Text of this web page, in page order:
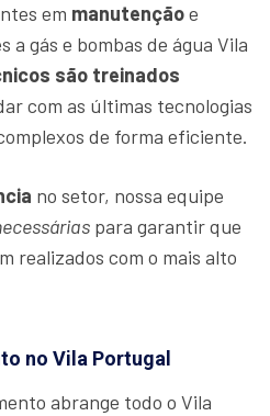
em manutençãoe
a gás e bombas de água Vila
são treinados
com as últimas tecnologias
de forma eficiente.
no setor, nossa equipe
para garantir que
realizados com o mais alto
no Vila Portugal
abrange todo o Vila